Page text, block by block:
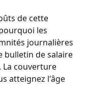
de cette
les
journalières
bulletin de salaire
La couverture
atteignez l'âge